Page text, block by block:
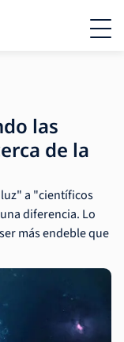
las
de la
a "científicos
diferencia. Lo
más endeble que